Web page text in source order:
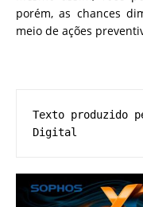
porém, as chances
meio de ações
Texto produzido
Digital